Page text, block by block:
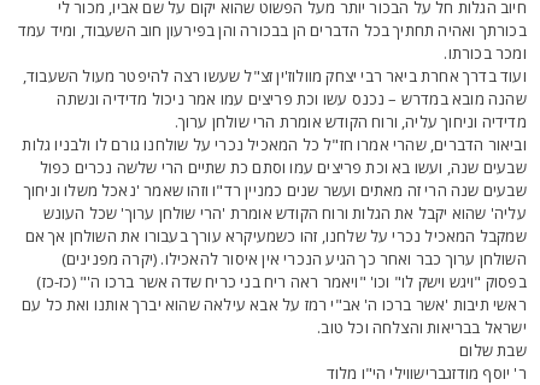
הגלות חל על הבכור יותר מעל הפשוט שהוא יקום על שם אביו, מכור לי
ואהיה תחתיך בכל הדברים הן בבכורה והן בפירעון חוב השעבוד, ומיד עמד
בכורתו.
בדרך אחרת ביאר רבי יצחק מוולוז'ין זצ"ל שעשו רצה להיפטר מעול השעבוד,
מובא במדרש – נכנס עשו וכת פריצים עמו אמר ניכול מדידיה ונשתה
וניחוך עליה, ורוח הקודש אומרת הרי שולחן ערוך.
הדברים, שהרי אמרו חז"ל כל המאכיל נכרי על שולחנו גורם לו ולבניו גלות
שנה, ועשו בא וכת פריצים עמו וסתם כת שתיים הרי שלשה נכרים כפול
שנה הרי זה מאתים ועשר שנים כמניין רד"ו וזהו שאמר 'נאכל משלו וניחוך
שהוא יקבל את הגלות ורוח הקודש אומרת 'הרי שולחן ערוך' שכל העונש
המאכיל נכרי על שלחנו, זהו כשמעיקרא עורך בעבורו את השולחן אך אם
ערוך כבר ואחר כך הגיע הנכרי אין איסור להאכילו. (יקרה מפנינים)
"ויגש וישק לו" וכו' "ויאמר ראה ריח בני כריח שדה אשר ברכו ה'" (כז-כז)
תיבות 'אשר ברכו ה' אב"י רמז על אבא עילאה שהוא יברך אותנו ואת כל עם
בבריאות והצלחה וכל טוב.
שלום
יוסף מודזגברישווילי הי"ו מלוד